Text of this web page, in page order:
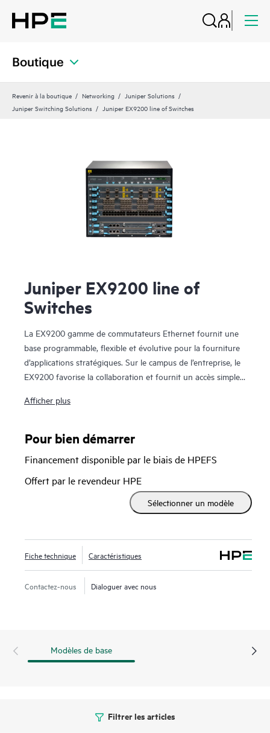
Boutique
Revenir à la boutique Networking
Juniper Solutions
Juniper Switching Solutions
Juniper EX9200 line of Switches
Juniper EX9200 line of
Switches
La EX9200 gamme de commutateurs Ethernet fournit une
base programmable, flexible et évolutive pour la fourniture
d’applications stratégiques. Sur le campus de l’entreprise, le
EX9200 favorise la collaboration et fournit un accès simple
le datacenter, elle simplifie les opérations pour aligner le
évolution.
Les commutateurs EX9200 permettent aux organisations de
déployer un cœur d’entreprise évolué, prenant en charge les
applications de couche 2 ou de couche 3 avec Ethernet VPN
(EVPN)-Virtual Extensible LAN (VXLAN). L’utilisation de ces
géographiquement dispersés, tout en tirant parti de
politiques unifiées pour segmenter le trafic.
Afficher plus
Pour bien démarrer
Financement disponible par le biais de HPEFS
Offert par le revendeur HPE
Sélectionner un modèle
Fiche technique Caractéristiques
Contactez-nous Dialoguer avec nous
Modèles de base
Filtrer les articles